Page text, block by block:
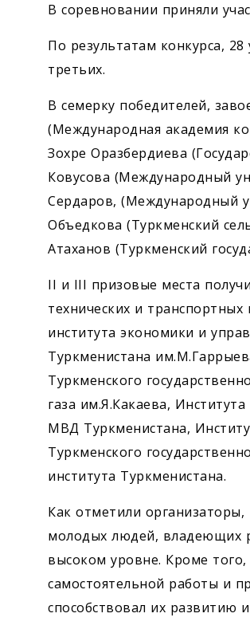
В соревновании приняли
По результатам конкурса,
третьих.
В семерку победителей,
(Международная академия
Зохре Оразбердиева
Ковусова (Международный
Сердаров, (Международный
Объедкова (Туркменский
Атаханов (Туркменский
II и III призовые места
технических и
института экономики и
Туркменистана
Туркменского
газа им.Я.Какаева,
МВД Туркменистана,
Туркменского
института Туркменистана.
Как отметили
молодых людей, владеющих
высоком уровне. Кроме
самостоятельной работы и
способствовал их развитию